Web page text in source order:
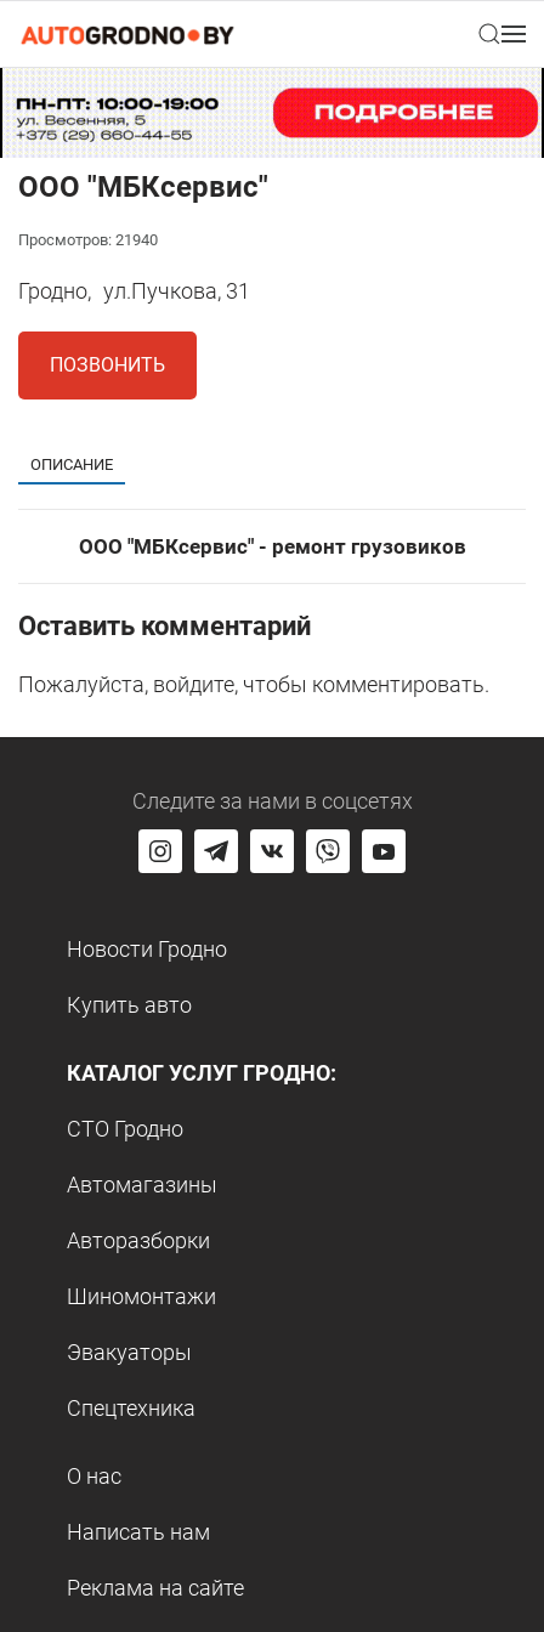
ООО "МБКсервис"
Просмотров: 21940
Гродно, ул.Пучкова, 31
ПОЗВОНИТЬ
ОПИСАНИЕ
ООО "МБКсервис" - ремонт грузовиков
Оставить комментарий
Пожалуйста, войдите, чтобы комментировать.
Следите за нами в соцсетях
Новости Гродно
Купить авто
КАТАЛОГ УСЛУГ ГРОДНО:
СТО Гродно
Автомагазины
Авторазборки
Шиномонтажи
Эвакуаторы
Спецтехника
О нас
Написать нам
Реклама на сайте